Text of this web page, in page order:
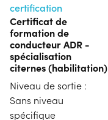
certification
Certificat de
formation de
conducteur ADR -
spécialisation
citernes (habilitation)
Niveau de sortie :
Sans niveau
spécifique